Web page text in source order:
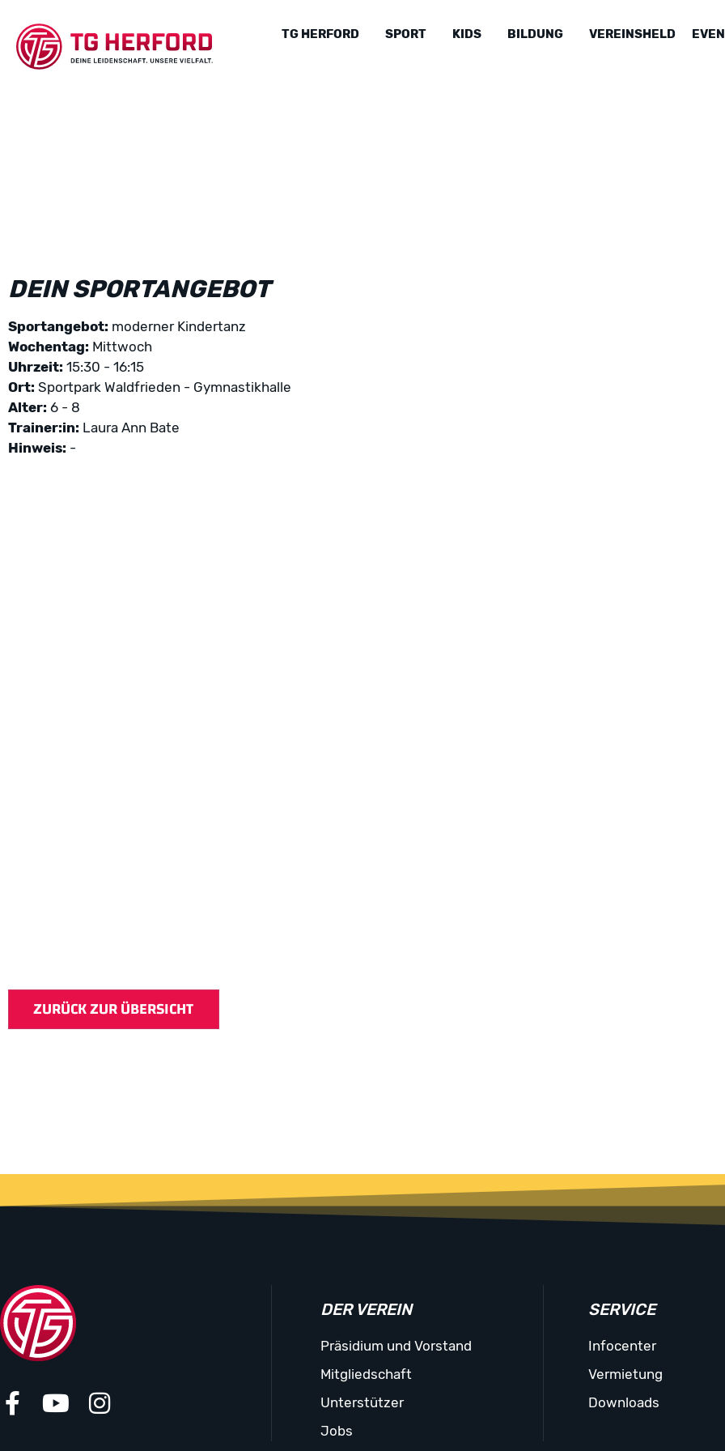
TG HERFORD SPORT KIDS BILDUNG VEREINSHELD
DEIN SPORTANGEBOT
Sportangebot: moderner Kindertanz
Wochentag: Mittwoch
Uhrzeit: 15:30 - 16:15
Ort: Sportpark Waldfrieden - Gymnastikhalle
Alter: 6 - 8
Trainer:in: Laura Ann Bate
Hinweis: -
DER VEREIN
Präsidium und Vorstand
Mitgliedschaft
Unterstützer
Jobs
SERVICE
Infocenter
Vermietung
Downloads